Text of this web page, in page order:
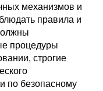
механизмов и
правила и
процедуры
строгие
по безопасному